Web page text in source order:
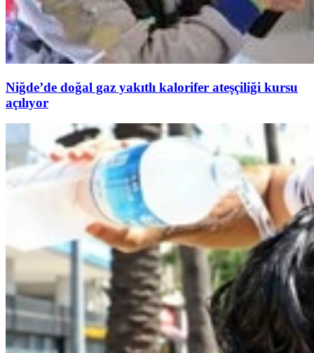
Niğde’de doğal gaz yakıtlı kalorifer ateşçiliği kursu
açılıyor